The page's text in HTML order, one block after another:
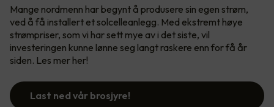
Mange nordmenn har begynt å produsere sin egen strøm,
ved å få installert et solcelleanlegg. Med ekstremt høye
strømpriser, som vi har sett mye av i det siste, vil
investeringen kunne lønne seg langt raskere enn for få år
siden. Les mer her!
Last ned vår brosjyre!